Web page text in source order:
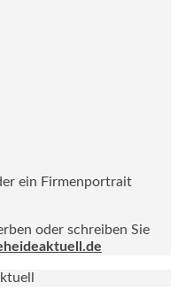
ein Firmenportrait
oder schreiben Sie